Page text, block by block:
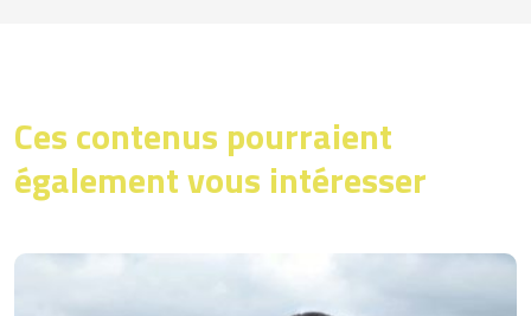
Ces contenus pourraient
également vous intéresser